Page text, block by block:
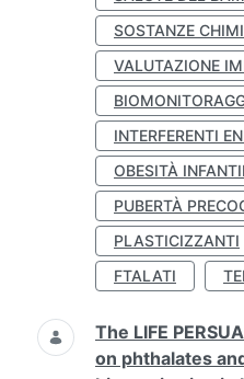
SOSTANZE
VALUTAZIONE
INTERFERENTI
OBESITÀ
PUBERTÀ
PLASTICIZZANTI
FTALATI
The LIFE
on phthalates